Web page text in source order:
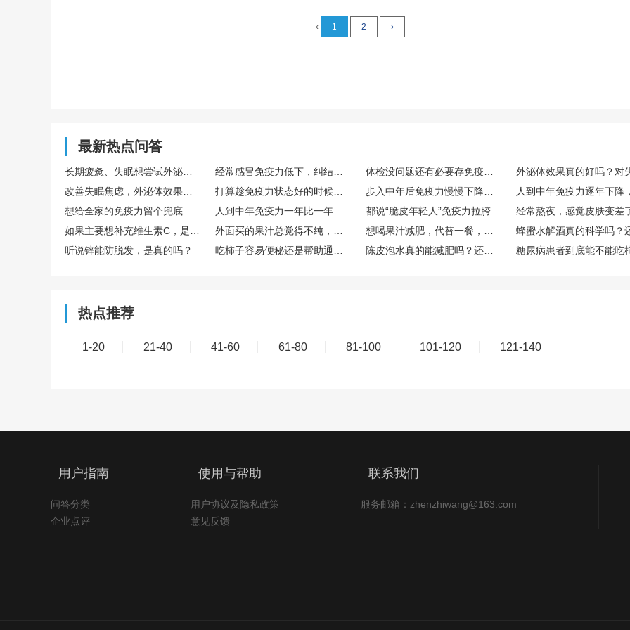
‹ 1 2 ›
最新热点问答
听说锌能防脱发，是真的吗？
热点推荐
1-20 21-40 41-60 61-80 81-100 101-120 121-140
用户指南
问答分类
企业点评
使用与帮助
用户协议及隐私政策
意见反馈
联系我们
服务邮箱：zhenzhiwang@163.com